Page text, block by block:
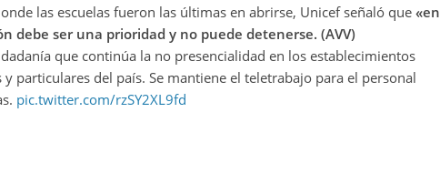
las escuelas fueron las últimas en abrirse, Unicef señaló que «en
debe ser una prioridad y no puede detenerse. (AVV)
que continúa la no presencialidad en los establecimientos
particulares del país. Se mantiene el teletrabajo para el personal
pic.twitter.com/rzSY2XL9fd